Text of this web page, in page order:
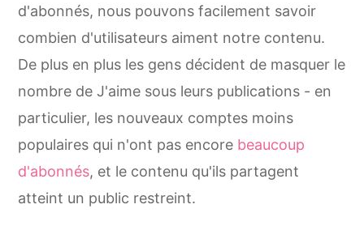
d'abonnés, nous pouvons facilement savoir
combien d'utilisateurs aiment notre contenu.
De plus en plus les gens décident de masquer le
nombre de J'aime sous leurs publications - en
particulier, les nouveaux comptes moins
populaires qui n'ont pas encore beaucoup
d'abonnés, et le contenu qu'ils partagent
atteint un public restreint.